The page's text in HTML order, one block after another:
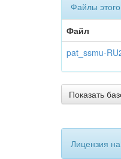
Файлы
Файл
pat_ssmu-
Показать
Лицензия